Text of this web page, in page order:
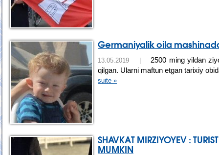
Germaniyalik oila
13.05.2019 |
2500 ming yildan
qilgan. Ularni maftun etgan tarixiy
suite »
SHAVKAT MIRZIYOYEV :
MUMKIN